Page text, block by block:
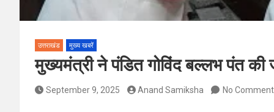
उत्तराखंड मुख्य खबरें
मुख्यमंत्री ने पंडित गोविंद बल्लभ पंत की
September 9, 2025 Anand Samiksha No